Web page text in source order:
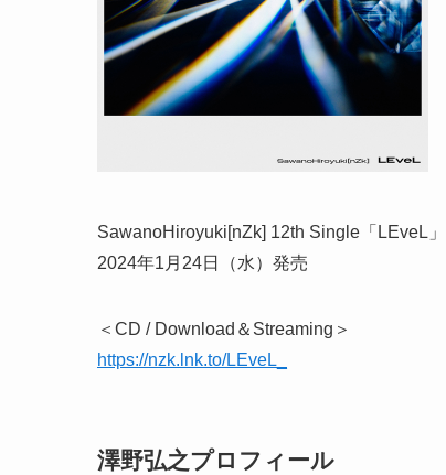
SawanoHiroyuki[nZk] 12th Single「LEveL」
2024年1月24日（水）発売
＜CD / Download＆Streaming＞
https://nzk.lnk.to/LEveL_
澤野弘之プロフィール